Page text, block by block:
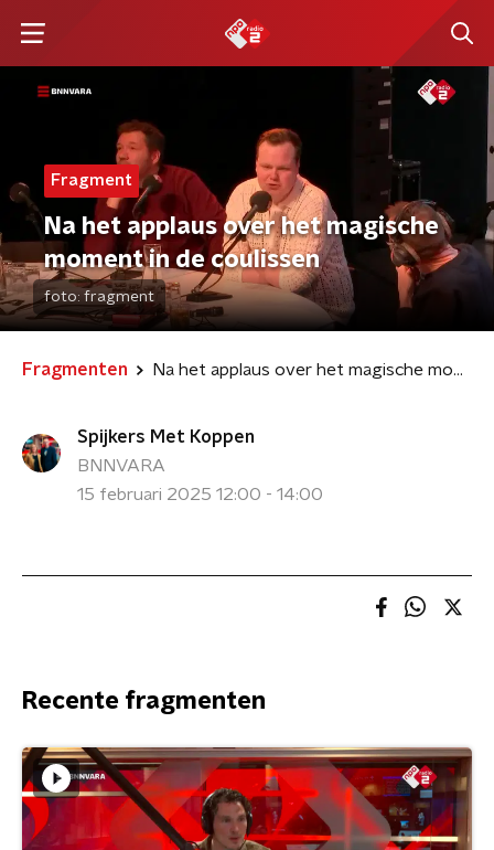
Fragment
Na het applaus over het magische
moment in de coulissen
foto: fragment
Fragmenten Na het applaus over het magische moment in de coulissen
Spijkers Met Koppen
BNNVARA
15 februari 2025 12:00 - 14:00
Recente fragmenten